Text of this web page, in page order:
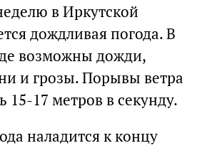
в Иркутской
дождливая погода. В
возможны дожди,
и грозы. Порывы ветра
15-17 метров в секунду.
наладится к концу